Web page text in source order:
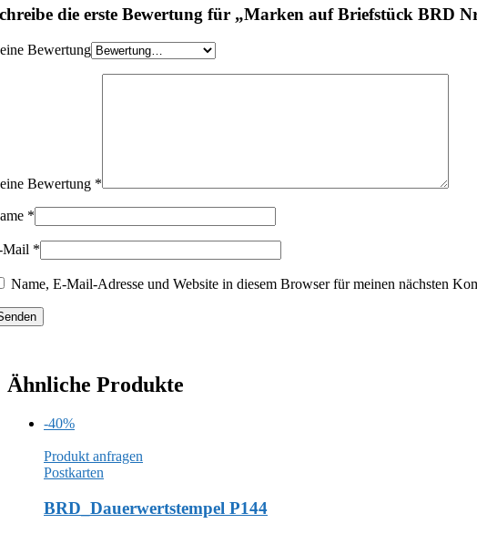
die erste Bewertung für „Marken auf Briefstück BRD
Bewertung
Bewertung *
*
Mail *
Name, E-Mail-Adresse und Website in diesem Browser für meinen nächsten
Ähnliche Produkte
-40%
Produkt anfragen
Postkarten
BRD_Dauerwertstempel P144